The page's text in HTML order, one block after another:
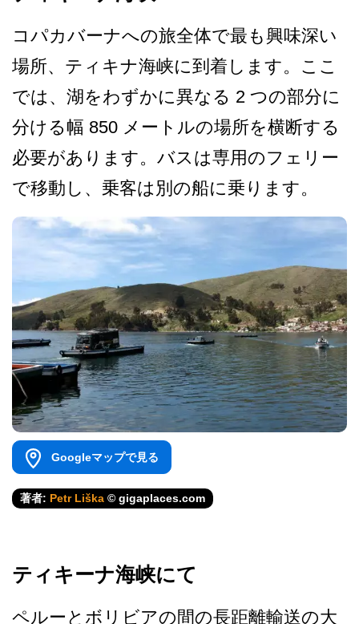
コパカバーナへの旅全体で最­も興味深い
場所、ティキナ海峡に到着します。ここ
で­は、湖をわずかに異なる 2 つの部分に
分ける幅 850 メートルの場所を横断する
必­要があります。バスは専用のフェリー
で移動し、乗客­は別の船に乗ります。
Googleマップで見る
著者: Petr Liška © gigaplaces.com
ティキーナ海峡にて
ペルーとボリビアの間の長距­離輸送の大